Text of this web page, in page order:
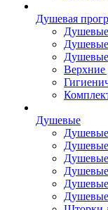
Душевая
Душевые